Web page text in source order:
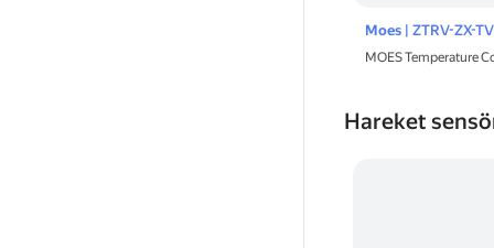
Moes| ZTRV-ZX-
MOES Temperature
Hareket